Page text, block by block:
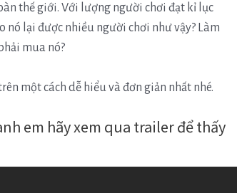
thế giới. Với lượng người chơi đạt kỉ lục
nó lại được nhiều người chơi như vậy? Làm
mua nó?
một cách dễ hiểu và đơn giản nhất nhé.
em hãy xem qua trailer để thấy